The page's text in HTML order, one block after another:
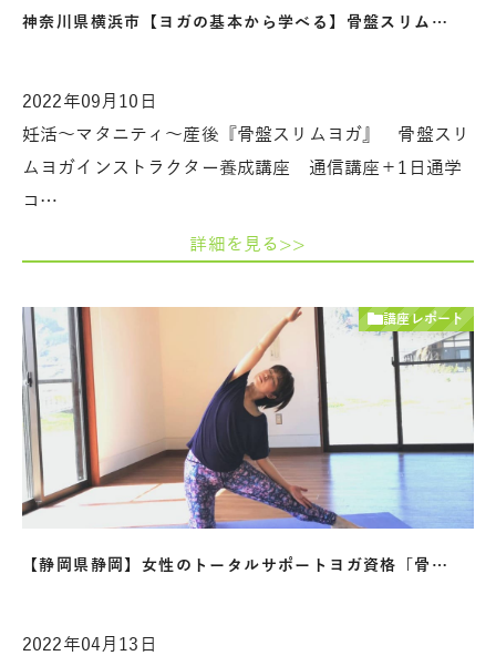
神奈川県横浜市【ヨガの基本から学べる】骨盤スリム…
2022年09月10日
妊活～マタニティ～産後『骨盤スリムヨガ』 骨盤スリ
ムヨガインストラクター養成講座 通信講座＋1日通学
コ…
詳細を見る>>
講座レポート
【静岡県静岡】女性のトータルサポートヨガ資格「骨…
2022年04月13日